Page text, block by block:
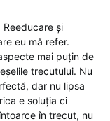
și
eu mă refer.
mai puțin de
trecutului. Nu
dar nu lipsa
e soluția ci
în trecut, nu